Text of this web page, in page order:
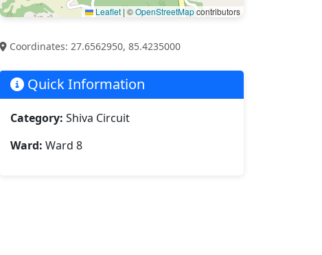
Leaflet | ©OpenStreetMapcontributors
Coordinates: 27.6562950, 85.4235000
Quick Information
Category: Shiva Circuit
Ward: Ward 8